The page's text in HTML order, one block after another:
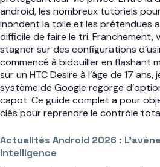
android, les nombreux tutoriels
inondent la toile et les prétendues
difficile de faire le tri. Franchement,
stagner sur des configurations
commencé à bidouiller en flashant
sur un HTC Desire à l’âge de 17
système de Google regorge
capot. Ce guide complet a pour
clés pour reprendre le contrôle
Actualités Android 2026 :
Intelligence